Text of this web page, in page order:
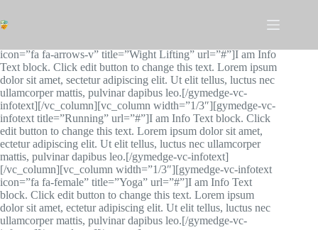
al
contingut
icon=”fa fa-arrows-v” title=”Wight Lifting” url=”#”]I am Info
Text block. Click edit button to change this text. Lorem ipsum
dolor sit amet, sectetur adipiscing elit. Ut elit tellus, luctus nec
ullamcorper mattis, pulvinar dapibus leo.[/gymedge-vc-
infotext][/vc_column][vc_column width=”1/3″][gymedge-vc-
infotext title=”Running” url=”#”]I am Info Text block. Click
edit button to change this text. Lorem ipsum dolor sit amet,
ectetur adipiscing elit. Ut elit tellus, luctus nec ullamcorper
mattis, pulvinar dapibus leo.[/gymedge-vc-infotext]
[/vc_column][vc_column width=”1/3″][gymedge-vc-infotext
icon=”fa fa-female” title=”Yoga” url=”#”]I am Info Text
block. Click edit button to change this text. Lorem ipsum
dolor sit amet, ectetur adipiscing elit. Ut elit tellus, luctus nec
ullamcorper mattis, pulvinar dapibus leo.[/gymedge-vc-